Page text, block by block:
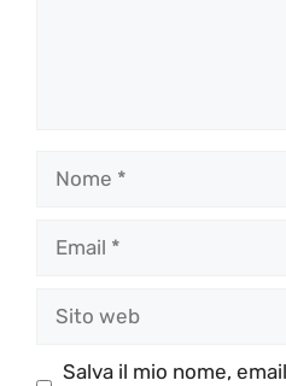
Salva il mio nome,